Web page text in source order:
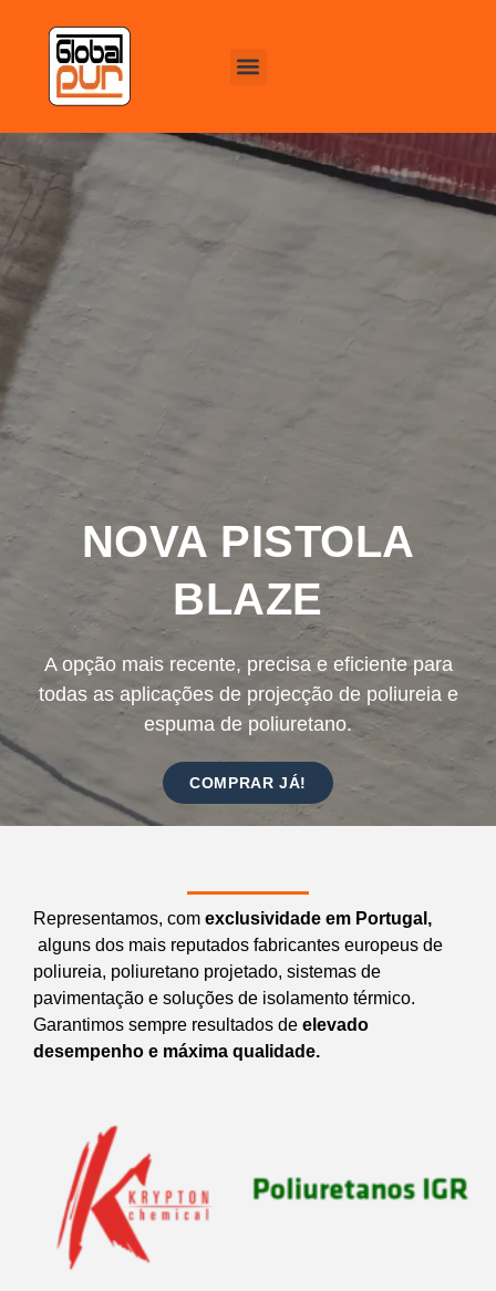
NOVA PISTOLA
BLAZE
A opção mais recente, precisa e eficiente para
todas as aplicações de projecção de poliureia e
espuma de poliuretano.
COMPRAR JÁ!
Representamos, com exclusividade em Portugal,
alguns dos mais reputados fabricantes europeus de
poliureia, poliuretano projetado, sistemas de
pavimentação e soluções de isolamento térmico.
Garantimos sempre resultados de elevado
desempenho e máxima qualidade.